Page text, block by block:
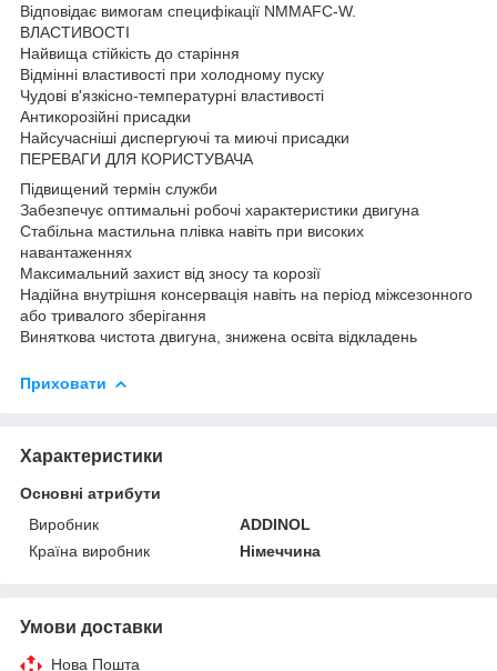
Відповідає вимогам специфікації NMMAFC-W.
ВЛАСТИВОСТІ
Найвища стійкість до старіння
Відмінні властивості при холодному пуску
Чудові в'язкісно-температурні властивості
Антикорозійні присадки
Найсучасніші диспергуючі та миючі присадки
ПЕРЕВАГИ ДЛЯ КОРИСТУВАЧА
Підвищений термін служби
Забезпечує оптимальні робочі характеристики двигуна
Стабільна мастильна плівка навіть при високих
навантаженнях
Максимальний захист від зносу та корозії
Надійна внутрішня консервація навіть на період міжсезонного
або тривалого зберігання
Виняткова чистота двигуна, знижена освіта відкладень
Приховати
Характеристики
Основні атрибути
Виробник
ADDINOL
Країна виробник
Німеччина
Умови доставки
Нова Пошта